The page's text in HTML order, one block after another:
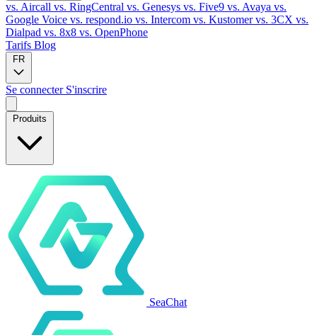
vs. Aircall vs. RingCentral vs. Genesys vs. Five9 vs. Avaya vs.
Google Voice vs. respond.io vs. Intercom vs. Kustomervs. 3CX vs.
Dialpad vs. 8x8 vs. OpenPhone
Tarifs Blog
FR
Se connecter S'inscrire
Produits
SeaChat